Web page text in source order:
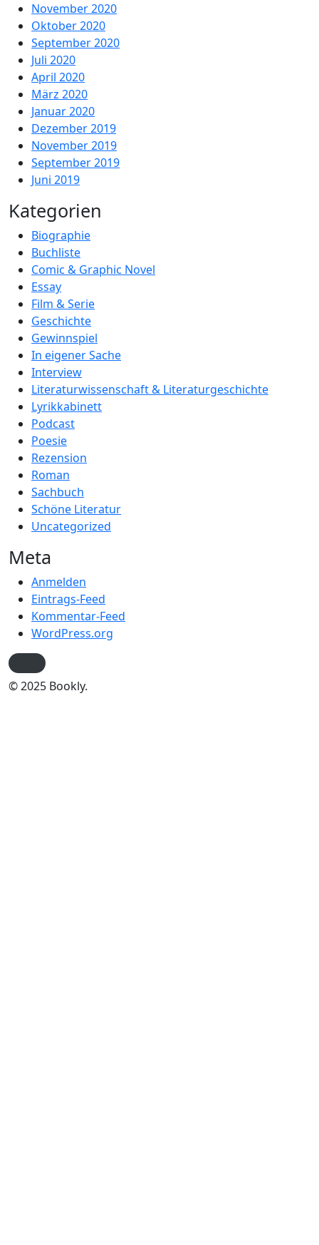
November 2020
Oktober 2020
September 2020
Juli 2020
April 2020
März 2020
Januar 2020
Dezember 2019
November 2019
September 2019
Juni 2019
Kategorien
Biographie
Buchliste
Comic & Graphic Novel
Essay
Film & Serie
Geschichte
Gewinnspiel
In eigener Sache
Interview
Literaturwissenschaft & Literaturgeschichte
Lyrikkabinett
Podcast
Poesie
Rezension
Roman
Sachbuch
Schöne Literatur
Uncategorized
Meta
Anmelden
Eintrags-Feed
Kommentar-Feed
WordPress.org
© 2025 Bookly.